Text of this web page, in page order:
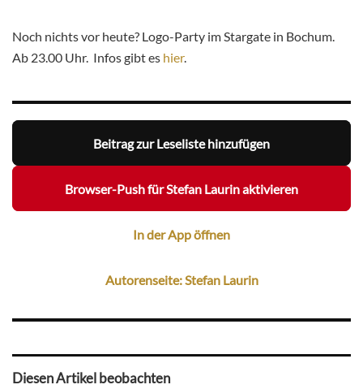
Noch nichts vor heute? Logo-Party im Stargate in Bochum.
Ab 23.00 Uhr. Infos gibt es hier.
Beitrag zur Leseliste hinzufügen
Browser-Push für Stefan Laurin aktivieren
In der App öffnen
Autorenseite: Stefan Laurin
Diesen Artikel beobachten